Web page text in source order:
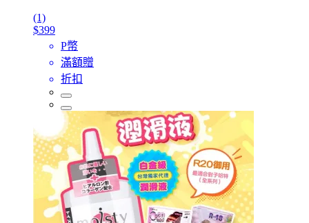
(1)
$399
P幣
滿額贈
折扣